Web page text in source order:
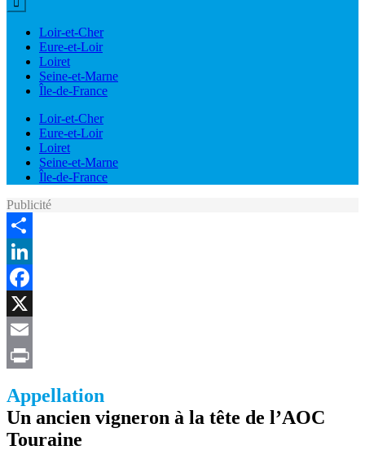
Loir-et-Cher
Eure-et-Loir
Loiret
Seine-et-Marne
Île-de-France
Loir-et-Cher
Eure-et-Loir
Loiret
Seine-et-Marne
Île-de-France
Publicité
Share
LinkedIn
Facebook
X
Email
Appellation
Un ancien vigneron à la tête de l’AOC
Touraine